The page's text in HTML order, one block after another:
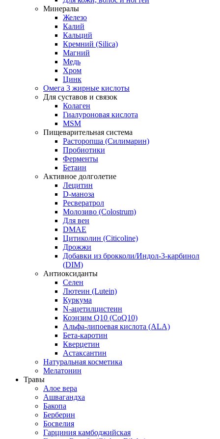
Минералы
Железо
Калий
Кальций
Кремний (Silica)
Магний
Медь
Хром
Цинк
Омега 3 жирные кислоты
Для суставов и связок
Колаген
Гиалуроновая кислота
MSM
Пищеварительная система
Расторопша (Силимарин)
Пробиотики
Ферменты
Бетаин
Активное долголетие
Лецитин
D-маноза
Ресвератрол
Молозиво (Colostrum)
Для вен
DMAE
Цитиколин (Citicoline)
Дрожжи
Добавки из брокколи/Индол-3-карбинол
(DIM)
Антиоксиданты
Селен
Лютеин (Lutein)
Куркума
N-ацетилцистеин
Коэнзим Q10 (CoQ10)
Альфа-липоевая кислота (ALA)
Бета-каротин
Кверцетин
Астаксантин
Натуральная косметика
Мелатонин
Травы
Алое вера
Ашвагандха
Бакопа
Берберин
Босвелия
Гарциния камбоджийская